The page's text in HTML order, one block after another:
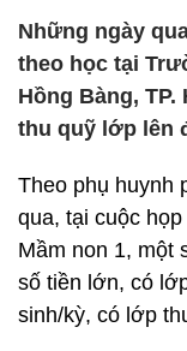
Những ngày
theo học tại
Hồng Bàng,
thu quỹ lớp lên
Theo phụ huynh
qua, tại cuộc
Mầm non 1, một
số tiền lớn, có
sinh/kỳ, có lớp